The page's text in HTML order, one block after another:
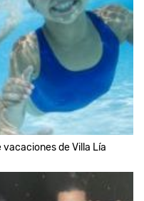
de Villa Lía